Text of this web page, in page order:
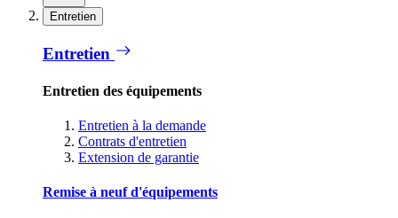
Entretien
Entretien
Entretien des équipements
Entretien à la demande
Contrats d'entretien
Extension de garantie
Remise à neuf d'équipements